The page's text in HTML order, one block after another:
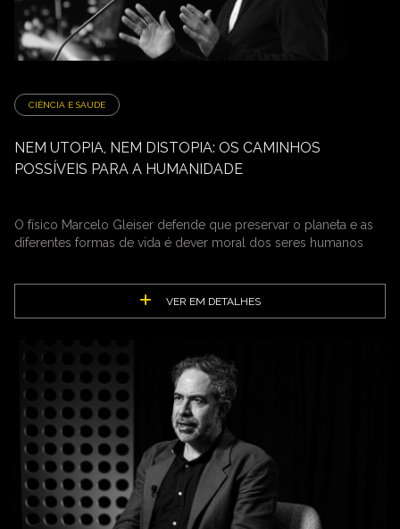
CIÊNCIA E SAÚDE
NEM UTOPIA, NEM DISTOPIA: OS CAMINHOS
POSSÍVEIS PARA A HUMANIDADE
O físico Marcelo Gleiser defende que preservar o planeta e as
diferentes formas de vida é dever moral dos seres humanos
VER EM DETALHES